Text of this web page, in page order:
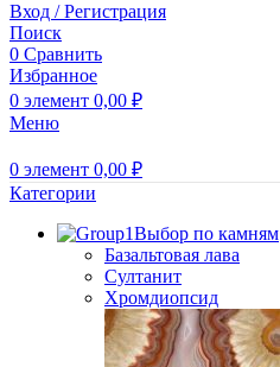
Вход / Регистрация
Поиск
0 Сравнить
Избранное
0 элемент 0,00 ₽
Меню
0 элемент 0,00 ₽
Категории
Выбор по камням
Базальтовая лава
Султанит
Хромдиопсид